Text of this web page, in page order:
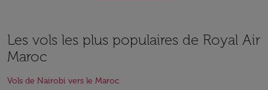
Les vols les plus populaires de Royal Air
Maroc
Vols de Nairobi vers le Maroc